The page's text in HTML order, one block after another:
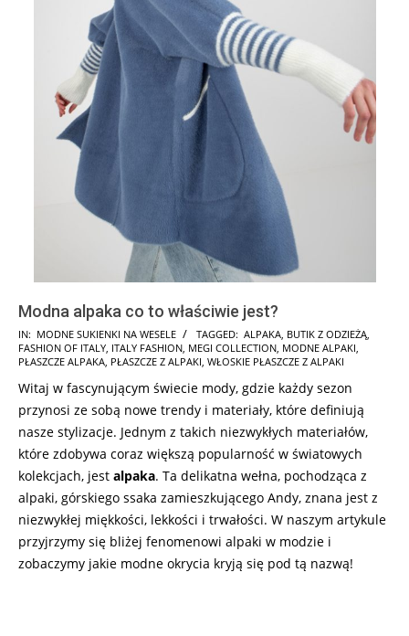
Modna alpaka co to właściwie jest?
2024-
02-
IN: MODNE SUKIENKI NA WESELE TAGGED: ALPAKA, BUTIK Z ODZIEŻĄ,
FASHION OF ITALY, ITALY FASHION, MEGI COLLECTION, MODNE ALPAKI,
PŁASZCZE ALPAKA, PŁASZCZE Z ALPAKI, WŁOSKIE PŁASZCZE Z ALPAKI
Witaj w fascynującym świecie mody, gdzie każdy sezon
przynosi ze sobą nowe trendy i materiały, które definiują
nasze stylizacje. Jednym z takich niezwykłych materiałów,
które zdobywa coraz większą popularność w światowych
kolekcjach, jest alpaka. Ta delikatna wełna, pochodząca z
alpaki, górskiego ssaka zamieszkującego Andy, znana jest z
niezwykłej miękkości, lekkości i trwałości. W naszym artykule
przyjrzymy się bliżej fenomenowi alpaki w modzie i
zobaczymy jakie modne okrycia kryją się pod tą nazwą!